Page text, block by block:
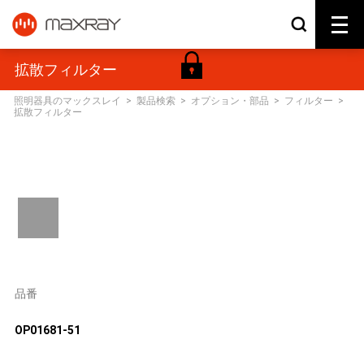
拡散フィルター
照明器具のマックスレイ > 製品検索 > オプション・部品 > フィルター >
拡散フィルター
品番
OP01681-51